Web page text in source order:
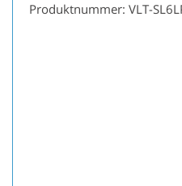
Produktnummer: VLT-